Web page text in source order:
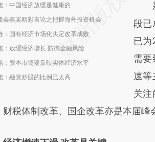
：中国经济放缓是健康的
会嘉宾精彩言论之把握海外投资机会
：国有经济市场化决定改革成败
：放缓经济增长 防御金融风险
：资本市场要反映实体经济水平
：融资炒股的比例已太高
新
对和
新
段已
已为
需要
速等
关注
财税体制改革、国企改革亦是本届峰